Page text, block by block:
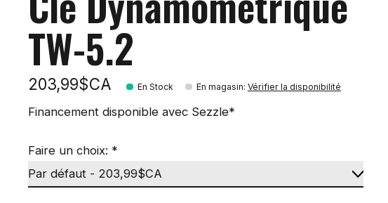
TW-5.2
203,99$CA En Stock En magasin: Vérifier la disponibilité
Financement disponible avec Sezzle*
Faire un choix: *